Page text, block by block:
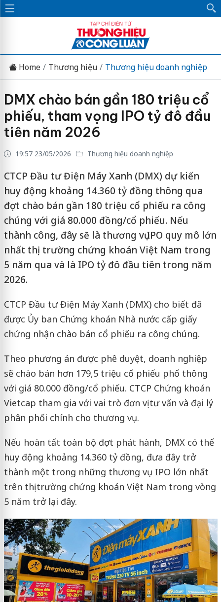
Home Thương hiệu Thương hiệu doanh nghiệp
DMX chào bán gần 180 triệu cổ
phiếu, tham vọng IPO tỷ đô đầu
tiên năm 2026
19:57 23/05/2026 Thương hiệu doanh nghiệp
CTCP Đầu tư Điện Máy Xanh (DMX) dự kiến
huy động khoảng 14.360 tỷ đồng thông qua
đợt chào bán gần 180 triệu cổ phiếu ra công
chúng với giá 80.000 đồng/cổ phiếu. Nếu
thành công, đây sẽ là thương vụ IPO quy mô lớn
nhất thị trường chứng khoán Việt Nam trong
5 năm qua và là IPO tỷ đô đầu tiên trong năm
2026.
CTCP Đầu tư Điện Máy Xanh (DMX) cho biết đã
được Ủy ban Chứng khoán Nhà nước cấp giấy
chứng nhận chào bán cổ phiếu ra công chúng.
Theo phương án được phê duyệt, doanh nghiệp
sẽ chào bán hơn 179,5 triệu cổ phiếu phổ thông
với giá 80.000 đồng/cổ phiếu. CTCP Chứng khoán
Vietcap tham gia với vai trò đơn vị tư vấn và đại lý
phân phối chính cho thương vụ.
Nếu hoàn tất toàn bộ đợt phát hành, DMX có thể
huy động khoảng 14.360 tỷ đồng, đưa đây trở
thành một trong những thương vụ IPO lớn nhất
trên thị trường chứng khoán Việt Nam trong vòng
5 năm trở lại đây.